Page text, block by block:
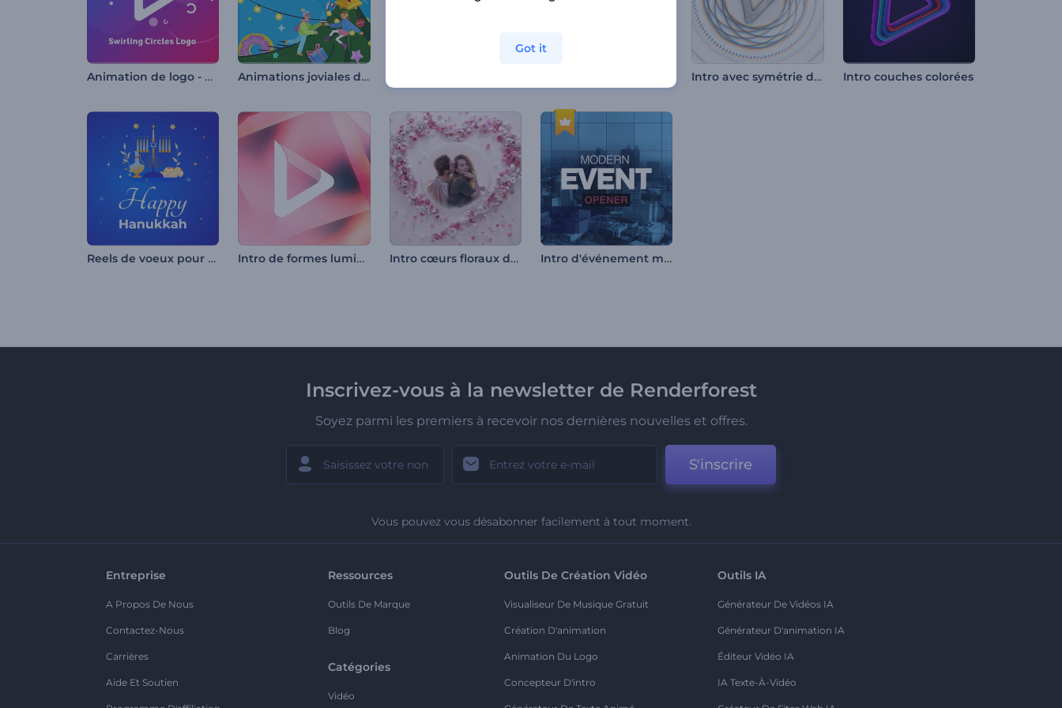
Animation de logo - Cercles tournants Animations joviales de Noël Intro avec symétrie de formes Intro couches colorées
Reels de voeux pour Hanukah Intro de formes lumineuses Intro cœurs floraux de la Saint-Valentin Intro d'événement moderne
Inscrivez-vous à la newsletter de Renderforest
Soyez parmi les premiers à recevoir nos dernières nouvelles et offres.
S'inscrire
Vous pouvez vous désabonner facilement à tout moment.
Entreprise
A Propos De Nous
Contactez-Nous
Carrières
Aide Et Soutien
Ressources
Outils De Marque
Blog
Catégories
Vidéo
Outils De Création Vidéo
Visualiseur De Musique Gratuit
Création D'animation
Animation Du Logo
Concepteur D'intro
Outils IA
Générateur De Vidéos IA
Générateur D'animation IA
Éditeur Vidéo IA
IA Texte-À-Vidéo
Got it